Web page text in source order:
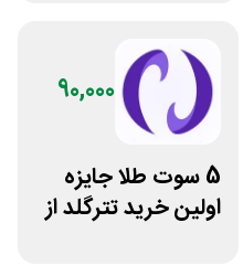
90,000
5 سوت طلا جایزه
اولین خرید تترگلد از